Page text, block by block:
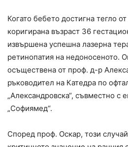
Когато бебето достигна тегло
коригирана възраст 36
извършена успешна лазерна
ретинопатия на недоносеното.
осъществена от проф. д-р
ръководител на Катедра по
„Александровска“, съвместно с
„Софиямед“.
Според проф. Оскар, този